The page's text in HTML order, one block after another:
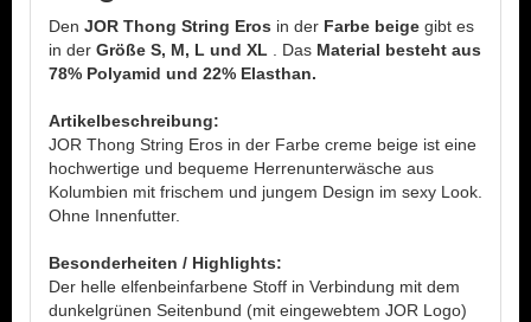
Den JOR Thong String Eros in der Farbe beige gibt es
in der Größe S, M, L und XL . Das Material besteht aus
78% Polyamid und 22% Elasthan.
Artikelbeschreibung:
JOR Thong String Eros in der Farbe creme beige ist eine
hochwertige und bequeme Herrenunterwäsche aus
Kolumbien mit frischem und jungem Design im sexy Look.
Ohne Innenfutter.
Besonderheiten / Highlights:
Der helle elfenbeinfarbene Stoff in Verbindung mit dem
dunkelgrünen Seitenbund (mit eingewebtem JOR Logo)